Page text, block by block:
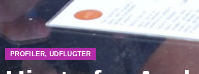
PROFILER,UDFLUGTER